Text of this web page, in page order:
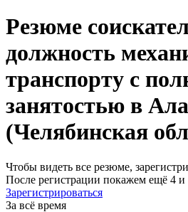
Резюме
должность
транспорту с
занятостью в
(Челябинская
Чтобы видеть все резюме,
После регистрации покажем ещё 4 и
Зарегистрироваться
За всё время